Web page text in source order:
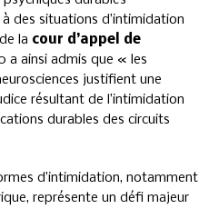
des situations d’intimidation
la cour d’appel de
a ainsi admis que « les
justifient une
résultant de l’intimidation
durables des circuits
d’intimidation, notamment
représente un défi majeur